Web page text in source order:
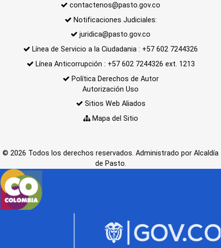
contactenos@pasto.gov.co
Notificaciones Judiciales:
juridica@pasto.gov.co
Línea de Servicio a la Ciudadania : +57 602 7244326
Línea Anticorrupción : +57 602 7244326 ext. 1213
Política Derechos de Autor
Autorización Uso
Sitios Web Aliados
Mapa del Sitio
© 2026 Todos los derechos reservados. Administrado por Alcaldía
de Pasto.